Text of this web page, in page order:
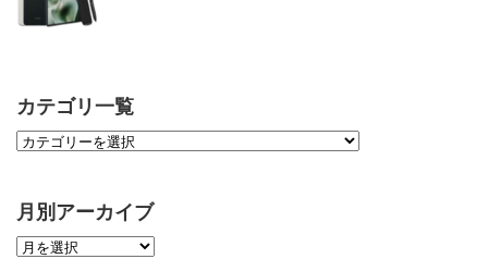
カテゴリ一覧
月別アーカイブ